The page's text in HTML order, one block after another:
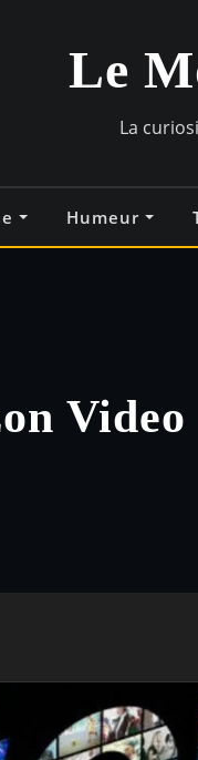
Le
La
Humeur
Video